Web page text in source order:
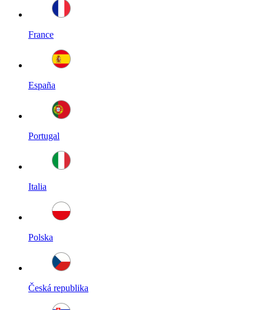
France
España
Portugal
Italia
Polska
Česká republika